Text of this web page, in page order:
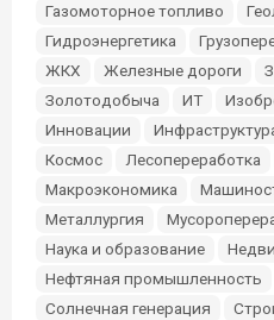
Газомоторное топливо
Гидроэнергетика
ЖКХ
Железные дороги
Золотодобыча
ИТ
Инновации
Космос
Лесопереработка
Макроэкономика
Металлургия
Наука и образование
Нефтяная промышленность
Солнечная генерация